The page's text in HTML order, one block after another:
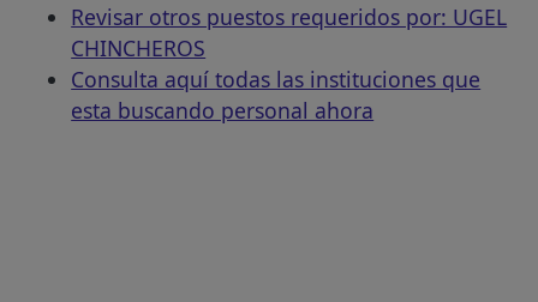
Revisar otros puestos requeridos por: UGEL
CHINCHEROS
Consulta aquí todas las instituciones que
esta buscando personal ahora